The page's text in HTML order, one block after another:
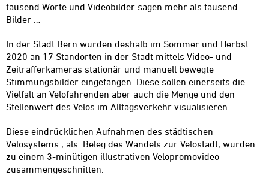
tausend Worte und Videobilder sagen mehr als tausend
Bilder …
In der Stadt Bern wurden deshalb im Sommer und Herbst
2020 an 17 Standorten in der Stadt mittels Video- und
Zeitrafferkameras stationär und manuell bewegte
Stimmungsbilder eingefangen. Diese sollen einerseits die
Vielfalt an Velofahrenden aber auch die Menge und den
Stellenwert des Velos im Alltagsverkehr visualisieren.
Diese eindrücklichen Aufnahmen des städtischen
Velosystems , als Beleg des Wandels zur Velostadt, wurden
zu einem 3-minütigen illustrativen Velopromovideo
zusammengeschnitten.